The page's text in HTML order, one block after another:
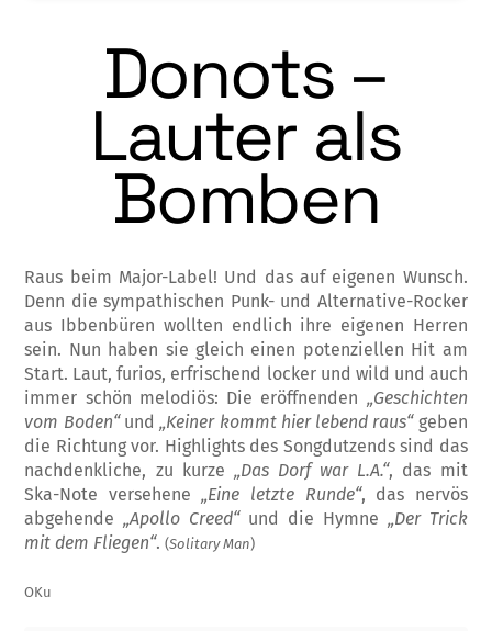
Donots –
Lauter als
Bomben
Raus beim Major-Label! Und das auf eigenen Wunsch.
Denn die sympathischen Punk- und Alternative-Rocker
aus Ibbenbüren wollten end­lich ihre eigenen Herren
sein. Nun haben sie gleich einen potenziellen Hit am
Start. Laut, furios, erfrischend locker und wild und auch
immer schön melodiös: Die eröffnenden „Ge­schich­ten
vom Boden“und „Keiner kommt hier leb­end raus“geben
die Richtung vor. Hi­gh­lights des Songdutzends sind das
nach­denk­liche, zu kurze „Das Dorf war L.A.“, das mit
Ska-Note versehene „Eine letzte Runde“, das nervös
abgehende „Apollo Cre­ed“und die Hy­m­ne „Der Trick
mit dem Flieg­en“.(Solitary Man)
OKu